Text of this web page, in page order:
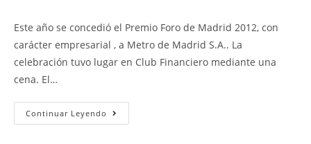
la
entrada:
entrada:
Este año se concedió el Premio Foro de Madrid 2012, con
carácter empresarial , a Metro de Madrid S.A.. La
celebración tuvo lugar en Club Financiero mediante una
cena. El…
Continuar Leyendo Premio
Foro